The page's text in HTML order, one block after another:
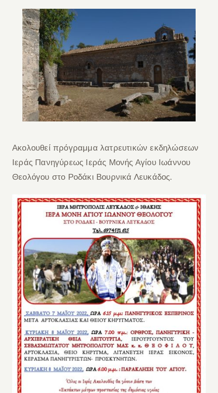
Ακολουθεί πρόγραμμα λατρευτικών εκδηλώσεων
Ιεράς Πανηγύρεως Ιεράς Μονής Αγίου Ιωάννου
Θεολόγου στο Ροδάκι Βουρνικά Λευκάδος.